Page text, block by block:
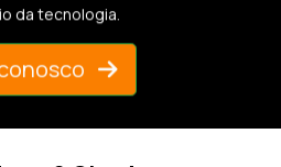
da tecnologia.